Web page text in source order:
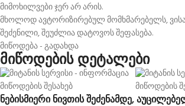
მიმოხილვები ჯერ არ არის.
მხოლოდ ავტორიზირებულ მომხმარებელს,
შეძენილი, შეუძლია დატოვოს შეფასება.
მიწოდება - გადახდა
მიწოდების დეტალები
ნებისმიერი ნივთის შეძენამდე,